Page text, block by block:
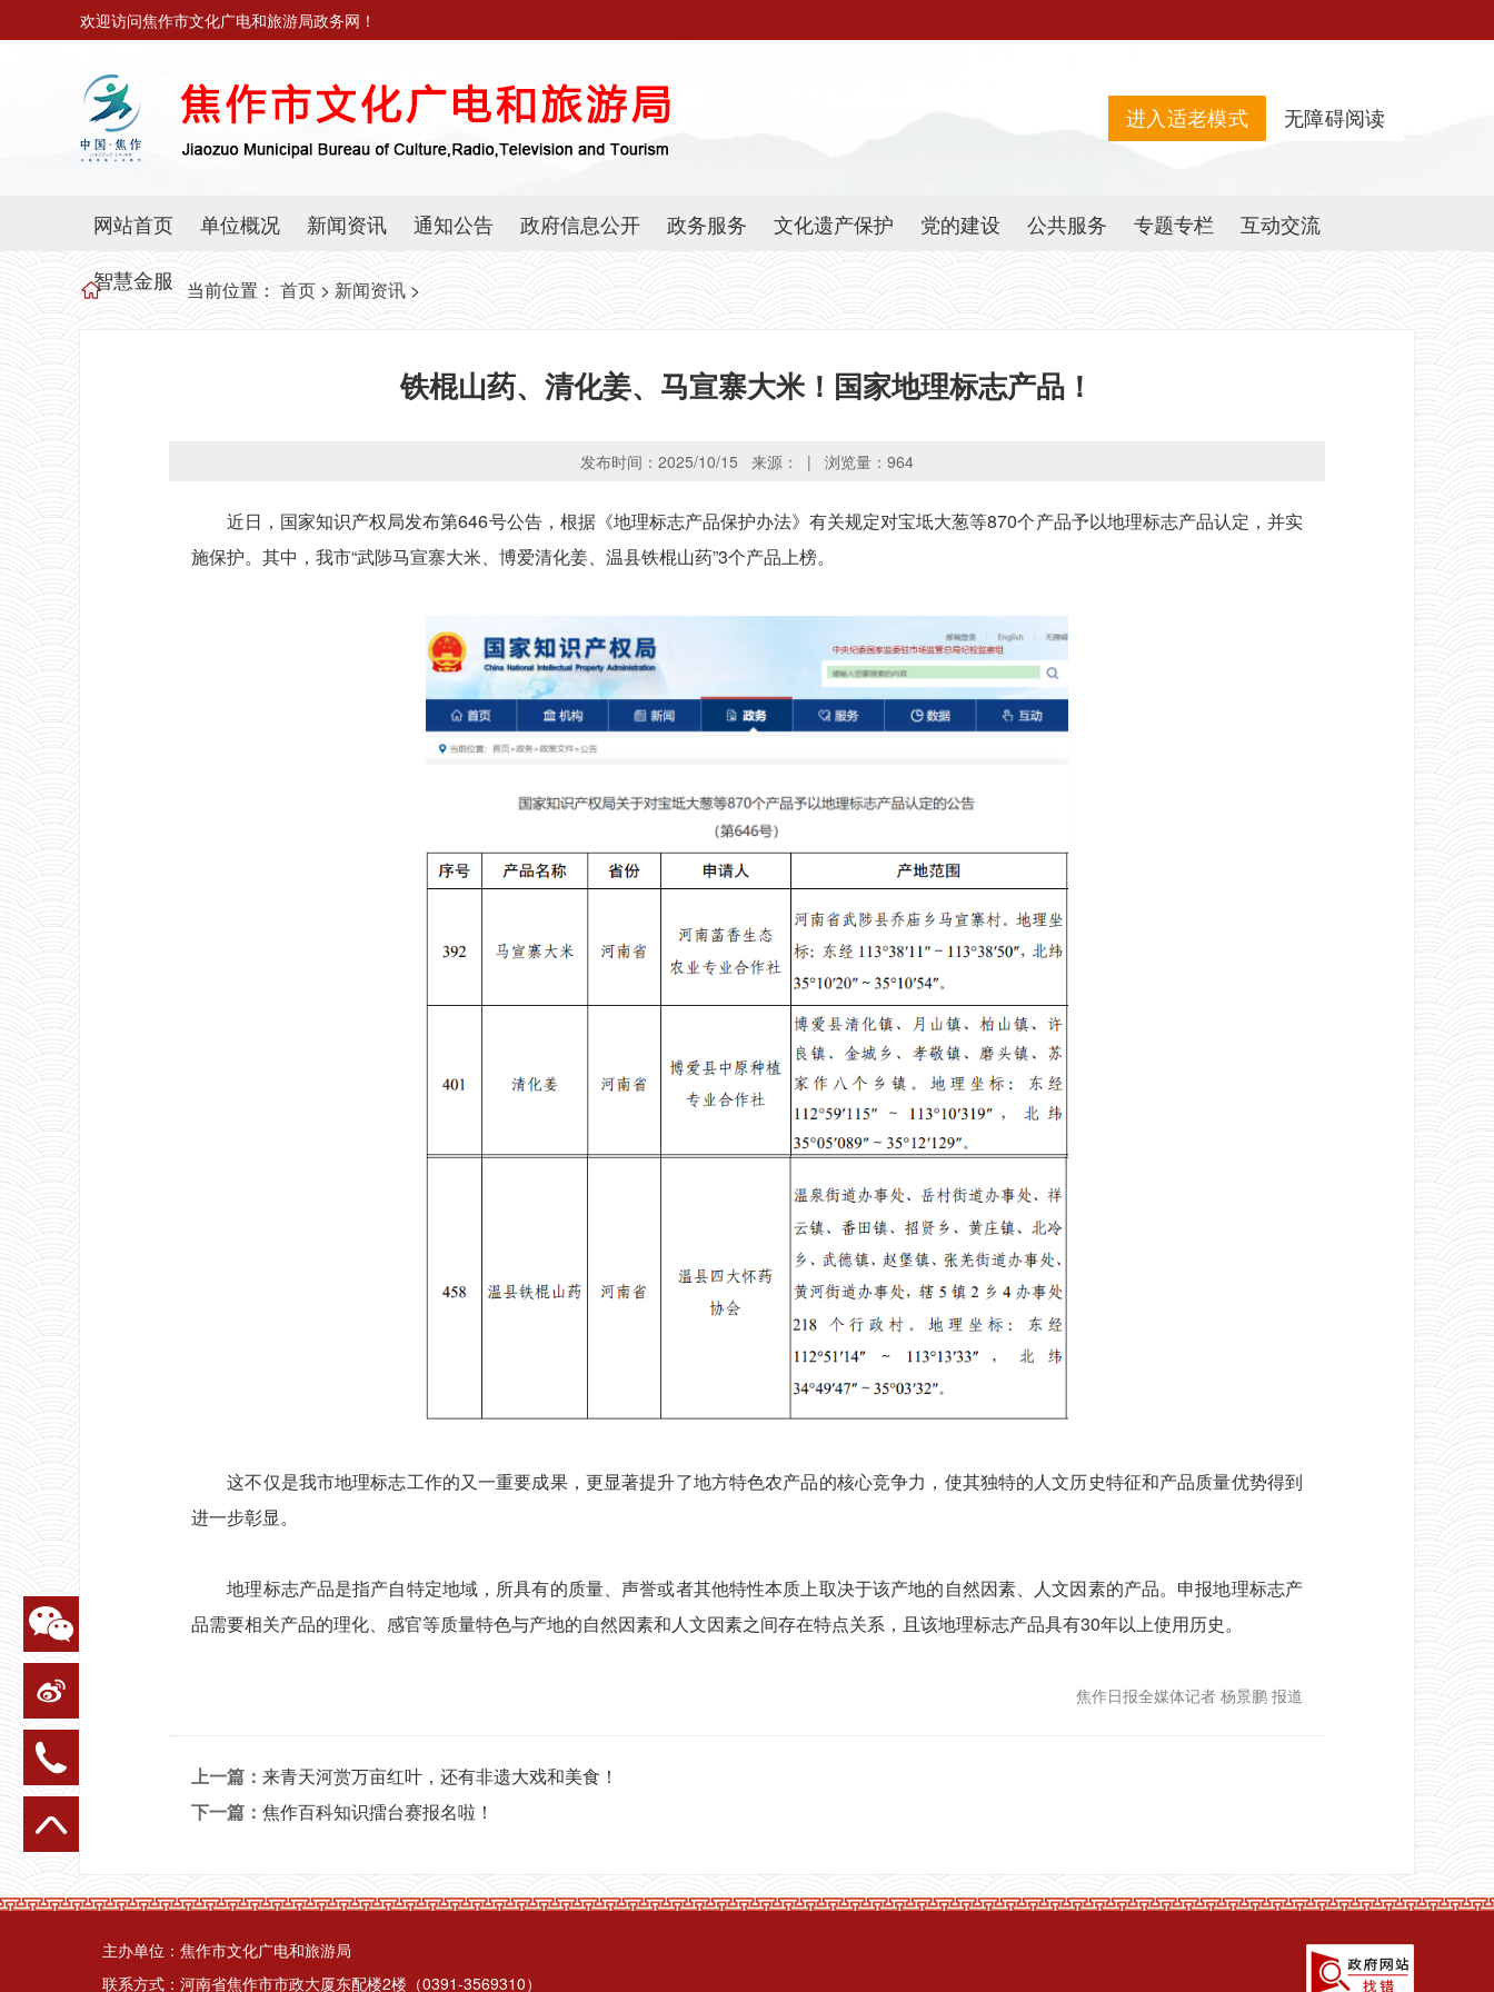
欢迎访问焦作市文化广电和旅游局政务网！
无障碍阅读
进入适老模式
网站首页 单位概况 新闻资讯 通知公告 政府信息公开 政务服务 文化遗产保护 党的建设 公共服务 专题专栏
互动交流
智慧金服
当前位置： 首页 > 新闻资讯 >
铁棍山药、清化姜、马宣寨大米！国家地理标志产品！
发布时间：2025/10/15 来源： | 浏览量： 964
近日，国家知识产权局发布第646号公告，根据《地理标志产品保护办法》有关规定对宝坻大葱等870个产品予以地理标志产品认定，并实
施保护。其中，我市“武陟马宣寨大米、博爱清化姜、温县铁棍山药”3个产品上榜。
这不仅是我市地理标志工作的又一重要成果，更显著提升了地方特色农产品的核心竞争力，使其独特的人文历史特征和产品质量优势得到
进一步彰显。
地理标志产品是指产自特定地域，所具有的质量、声誉或者其他特性本质上取决于该产地的自然因素、人文因素的产品。申报地理标志产
品需要相关产品的理化、感官等质量特色与产地的自然因素和人文因素之间存在特点关系，且该地理标志产品具有30年以上使用历史。
焦作日报全媒体记者 杨景鹏 报道
上一篇： 来青天河赏万亩红叶，还有非遗大戏和美食！
下一篇： 焦作百科知识擂台赛报名啦！
主办单位：焦作市文化广电和旅游局
联系方式：河南省焦作市市政大厦东配楼2楼（0391-3569310）